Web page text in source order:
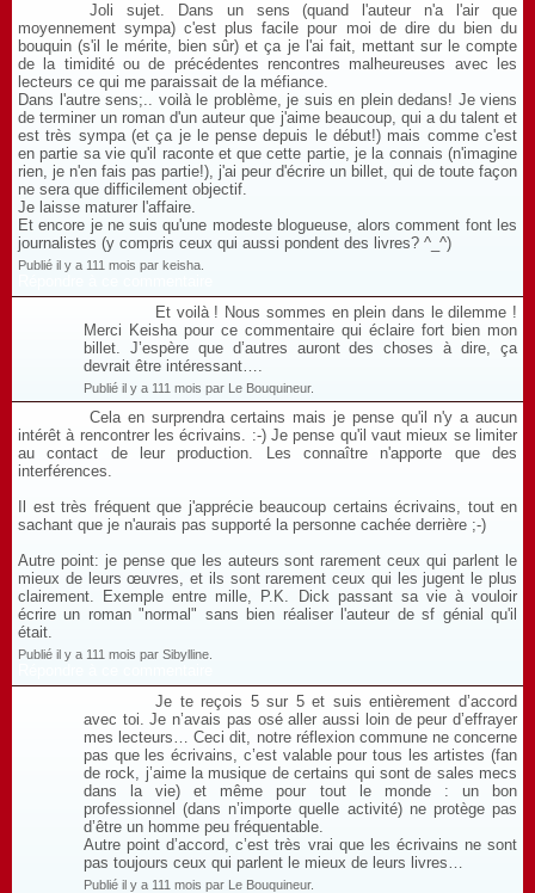
Joli sujet. Dans un sens (quand l'auteur n'a l'air que
moyennement sympa) c'est plus facile pour moi de dire du bien du
bouquin (s'il le mérite, bien sûr) et ça je l'ai fait, mettant sur le compte
de la timidité ou de précédentes rencontres malheureuses avec les
lecteurs ce qui me paraissait de la méfiance.
Dans l'autre sens;.. voilà le problème, je suis en plein dedans! Je viens
de terminer un roman d'un auteur que j'aime beaucoup, qui a du talent et
est très sympa (et ça je le pense depuis le début!) mais comme c'est
en partie sa vie qu'il raconte et que cette partie, je la connais (n'imagine
rien, je n'en fais pas partie!), j'ai peur d'écrire un billet, qui de toute façon
ne sera que difficilement objectif.
Je laisse maturer l'affaire.
Et encore je ne suis qu'une modeste blogueuse, alors comment font les
journalistes (y compris ceux qui aussi pondent des livres? ^_^)
Publié il y a 111 mois par keisha.
Et voilà ! Nous sommes en plein dans le dilemme !
Merci Keisha pour ce commentaire qui éclaire fort bien mon
billet. J’espère que d’autres auront des choses à dire, ça
devrait être intéressant….
Publié il y a 111 mois par Le Bouquineur.
Cela en surprendra certains mais je pense qu'il n'y a aucun
intérêt à rencontrer les écrivains. :-) Je pense qu'il vaut mieux se limiter
au contact de leur production. Les connaître n'apporte que des
interférences.
Il est très fréquent que j'apprécie beaucoup certains écrivains, tout en
sachant que je n'aurais pas supporté la personne cachée derrière ;-)
Autre point: je pense que les auteurs sont rarement ceux qui parlent le
mieux de leurs œuvres, et ils sont rarement ceux qui les jugent le plus
clairement. Exemple entre mille, P.K. Dick passant sa vie à vouloir
écrire un roman "normal" sans bien réaliser l'auteur de sf génial qu'il
était.
Publié il y a 111 mois par Sibylline.
Je te reçois 5 sur 5 et suis entièrement d’accord
avec toi. Je n’avais pas osé aller aussi loin de peur d’effrayer
mes lecteurs… Ceci dit, notre réflexion commune ne concerne
pas que les écrivains, c’est valable pour tous les artistes (fan
de rock, j’aime la musique de certains qui sont de sales mecs
dans la vie) et même pour tout le monde : un bon
professionnel (dans n’importe quelle activité) ne protège pas
d’être un homme peu fréquentable.
Autre point d’accord, c’est très vrai que les écrivains ne sont
pas toujours ceux qui parlent le mieux de leurs livres…
Publié il y a 111 mois par Le Bouquineur.